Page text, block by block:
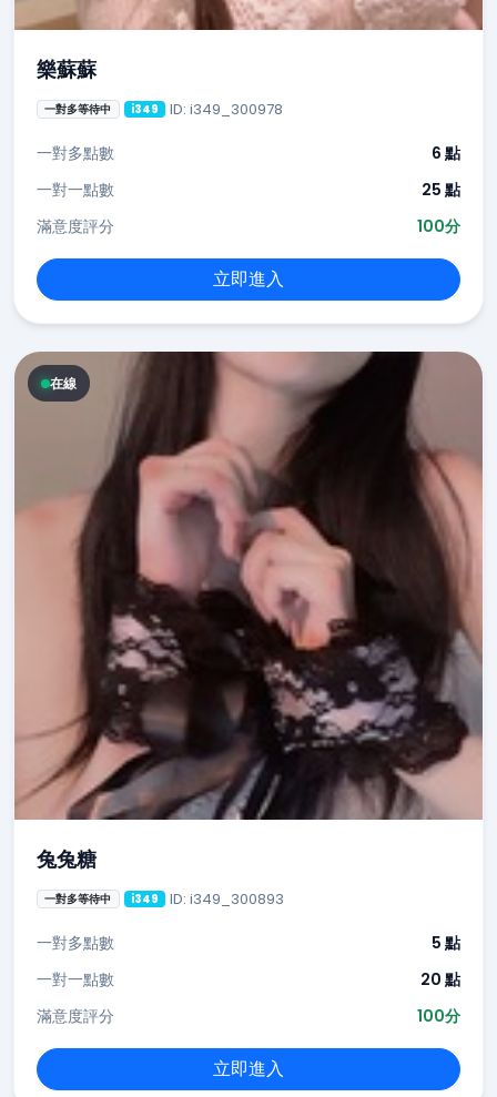
樂蘇蘇
一對多等待中 i349 ID: i349_300978
一對多點數
6 點
一對一點數
25 點
滿意度評分
100分
立即進入
在線
兔兔糖
一對多等待中 i349 ID: i349_300893
一對多點數
5 點
一對一點數
20 點
滿意度評分
100分
立即進入